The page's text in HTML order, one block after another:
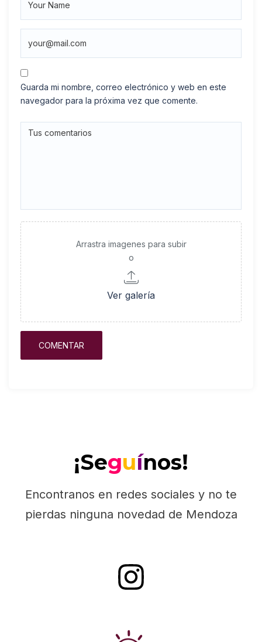
Guarda mi nombre, correo electrónico y web en este
navegador para la próxima vez que comente.
Arrastra imagenes para subir
o
Ver galería
¡Seguínos!
Encontranos en redes sociales y no te
pierdas ninguna novedad de Mendoza